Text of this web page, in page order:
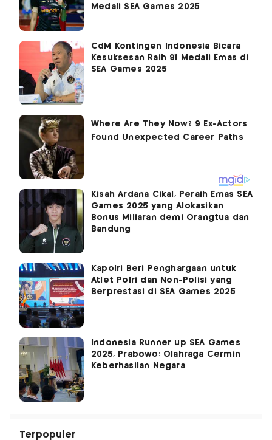
Medali SEA Games 2025
CdM Kontingen Indonesia Bicara
Kesuksesan Raih 91 Medali Emas di
SEA Games 2025
Kisah Ardana Cikal, Peraih Emas SEA
Games 2025 yang Alokasikan
Bonus Miliaran demi Orangtua dan
Bandung
Kapolri Beri Penghargaan untuk
Atlet Polri dan Non-Polisi yang
Berprestasi di SEA Games 2025
Indonesia Runner up SEA Games
2025, Prabowo: Olahraga Cermin
Keberhasilan Negara
Terpopuler